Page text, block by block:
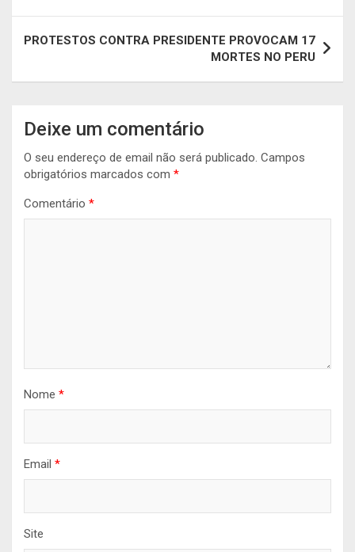
artigos
PROTESTOS CONTRA PRESIDENTE PROVOCAM 17
MORTES NO PERU
Deixe um comentário
O seu endereço de email não será publicado. Campos
obrigatórios marcados com *
Comentário *
Nome *
Email *
Site